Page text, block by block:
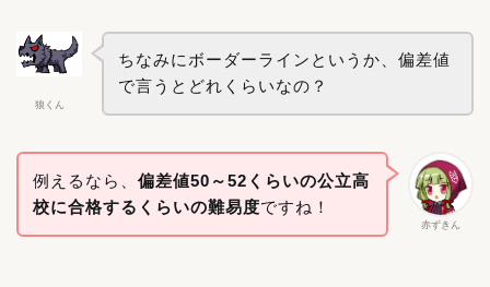
狼くん
ちなみにボーダーラインというか、偏差値
で言うとどれくらいなの？
赤ずきん
例えるなら、 偏差値50～52くらいの公立高
校に合格するくらいの難易度ですね！